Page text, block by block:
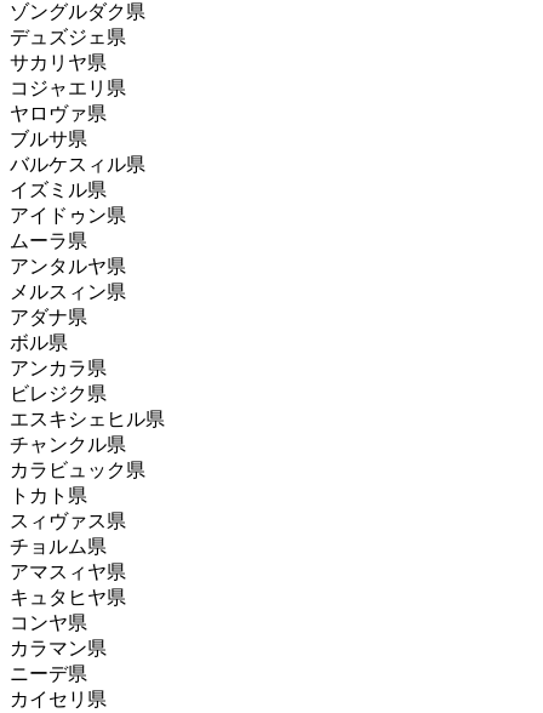
ゾングルダク県
デュズジェ県
サカリヤ県
コジャエリ県
ヤロヴァ県
ブルサ県
バルケスィル県
イズミル県
アイドゥン県
ムーラ県
アンタルヤ県
メルスィン県
アダナ県
ボル県
アンカラ県
ビレジク県
エスキシェヒル県
チャンクル県
カラビュック県
トカト県
スィヴァス県
チョルム県
アマスィヤ県
キュタヒヤ県
コンヤ県
カラマン県
ニーデ県
カイセリ県